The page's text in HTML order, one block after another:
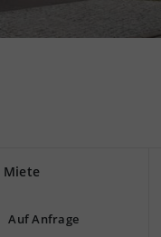
Miete
Auf Anfrage